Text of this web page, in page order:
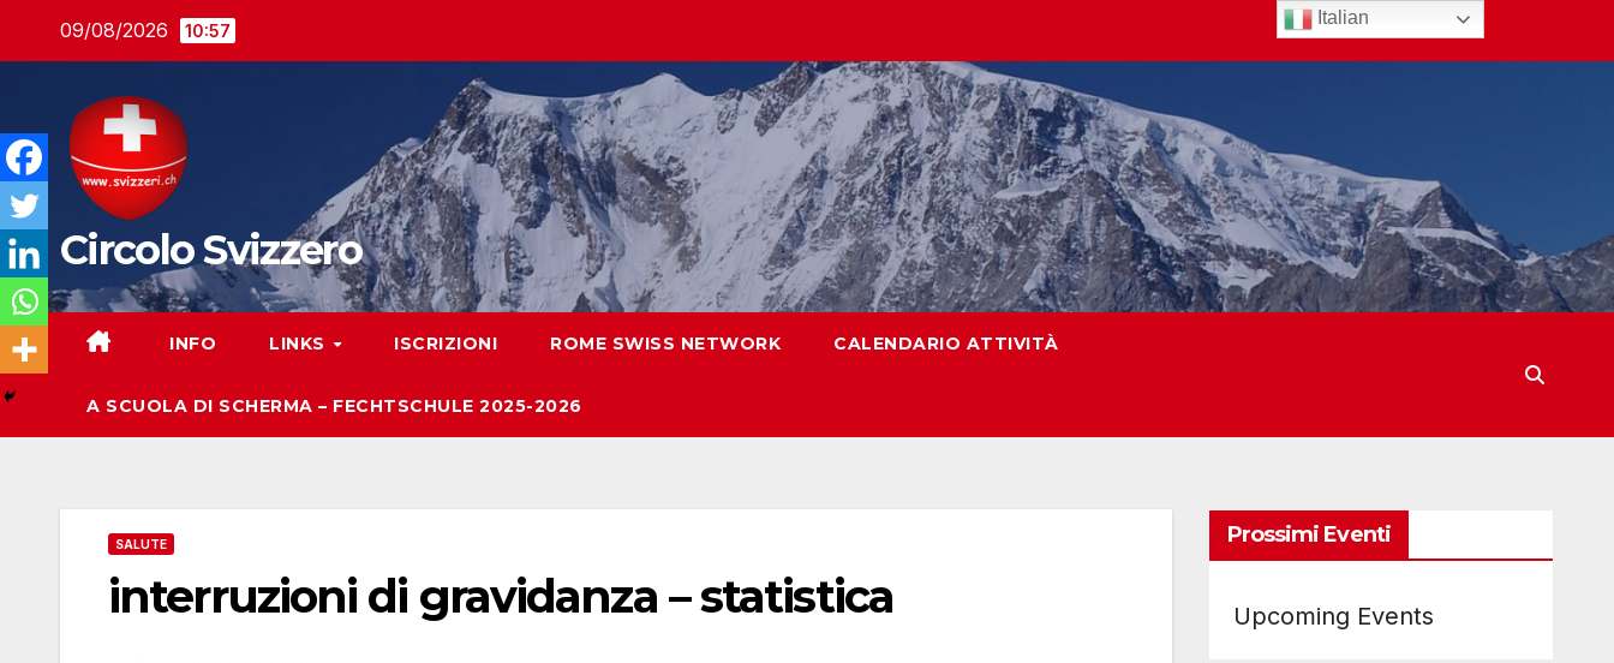
09/08/2026 10:57
Circolo Svizzero
INFO LINKS ISCRIZIONI ROME SWISS NETWORK CALENDARIO ATTIVITÀ
A SCUOLA DI SCHERMA – FECHTSCHULE 2025-2026
SALUTE
interruzioni di gravidanza – statistica
Prossimi Eventi
Upcoming Events
Italian